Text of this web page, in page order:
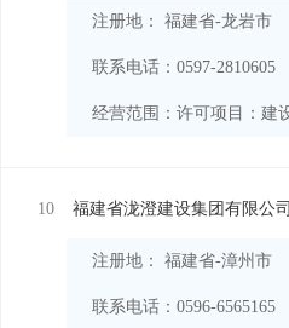
注册地： 福建省-龙岩市
联系电话：0597-2810605
经营范围：
10 福建省泷澄建设集团有限公司
注册地： 福建省-漳州市
联系电话：0596-6565165